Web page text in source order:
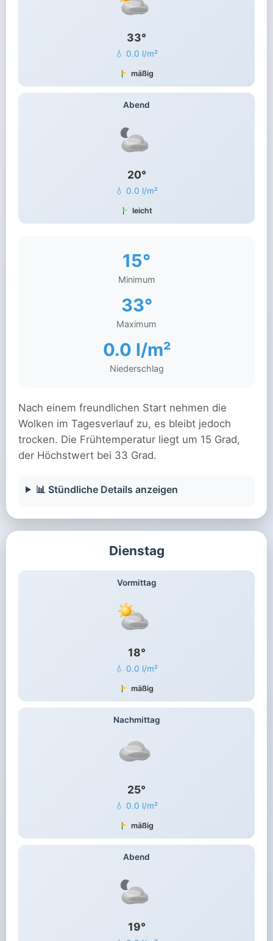
33°
💧 0.0 l/m²
mäßig
Abend
20°
💧 0.0 l/m²
leicht
15°
Minimum
33°
Maximum
0.0 l/m²
Niederschlag
Nach einem freundlichen Start nehmen die
Wolken im Tagesverlauf zu, es bleibt jedoch
trocken. Die Frühtemperatur liegt um 15 Grad,
der Höchstwert bei 33 Grad.
📊 Stündliche Details anzeigen
Dienstag
Vormittag
18°
💧 0.0 l/m²
mäßig
Nachmittag
25°
💧 0.0 l/m²
mäßig
Abend
19°